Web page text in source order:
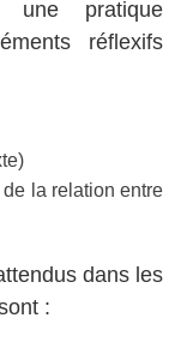
une pratique
réflexifs
la relation entre
dans les
: